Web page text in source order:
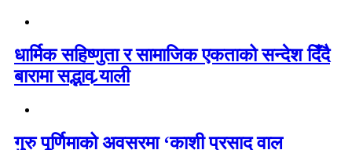
धार्मिक सहिष्णुता र सामाजिक एकताको सन्देश दिँदै
बारामा सद्भाव र्‍याली
गुरु पूर्णिमाको अवसरमा ‘काशी प्रसाद वाल